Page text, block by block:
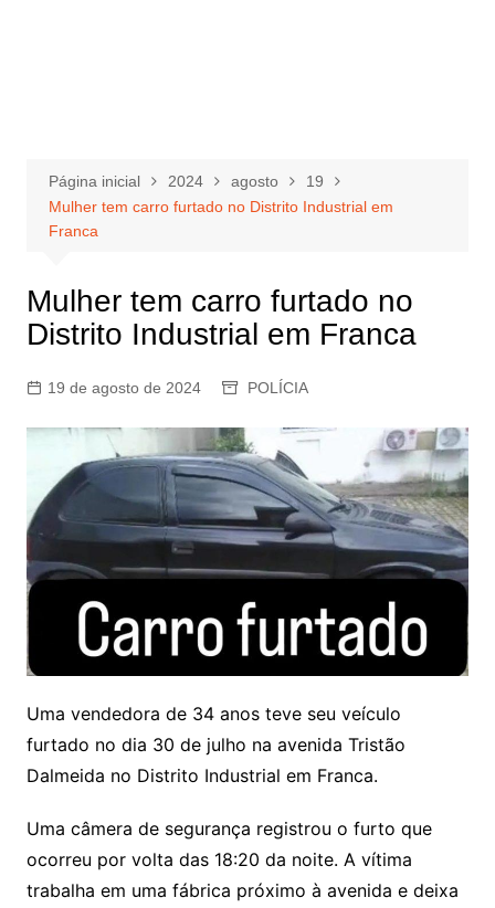
Página inicial 2024 agosto
19
Mulher tem carro furtado no Distrito Industrial em
Franca
Mulher tem carro furtado no
Distrito Industrial em Franca
19 de agosto de 2024 POLÍCIA
Uma vendedora de 34 anos teve seu veículo
furtado no dia 30 de julho na avenida Tristão
Dalmeida no Distrito Industrial em Franca.
Uma câmera de segurança registrou o furto que
ocorreu por volta das 18:20 da noite. A vítima
trabalha em uma fábrica próximo à avenida e deixa